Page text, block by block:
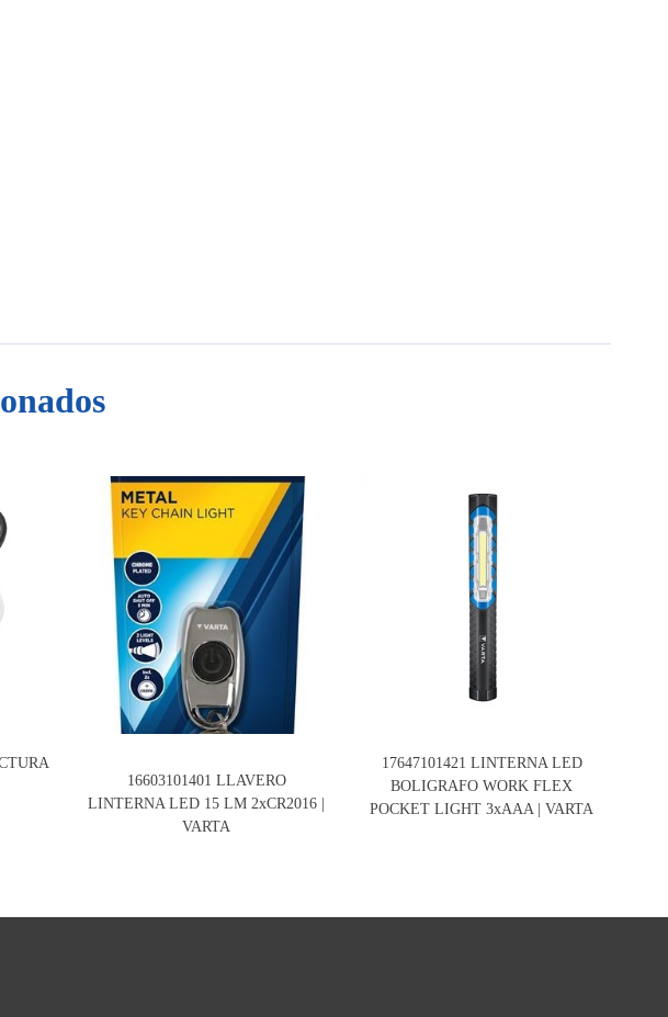
16603101401 LLAVERO
LINTERNA LED 15 LM 2xCR2016 |
VARTA
17647101421 LINTERNA LED
BOLIGRAFO WORK FLEX
POCKET LIGHT 3xAAA | VARTA